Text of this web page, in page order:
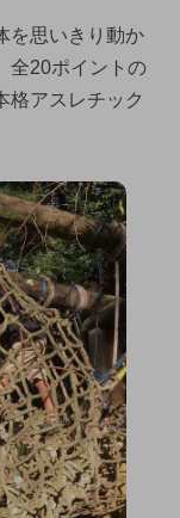
を思いきり動か
全20ポイントの
格アスレチック